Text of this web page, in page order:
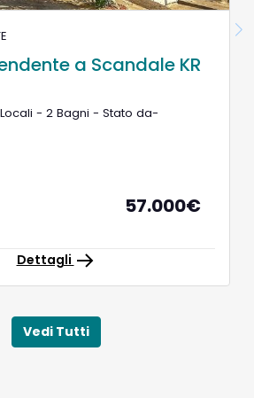
a Scandale KR
- 2 Bagni - Stato da-
57.000€
Dettagli
Vedi Tutti